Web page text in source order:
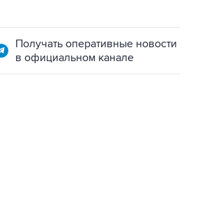
Получать оперативные новости
в официальном канале